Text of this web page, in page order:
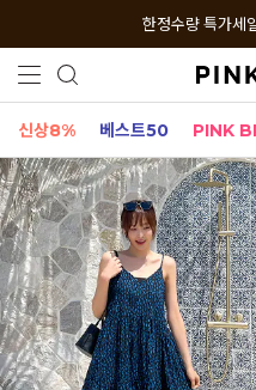
한정수량 특가세
신상8% 베스트50 PINK